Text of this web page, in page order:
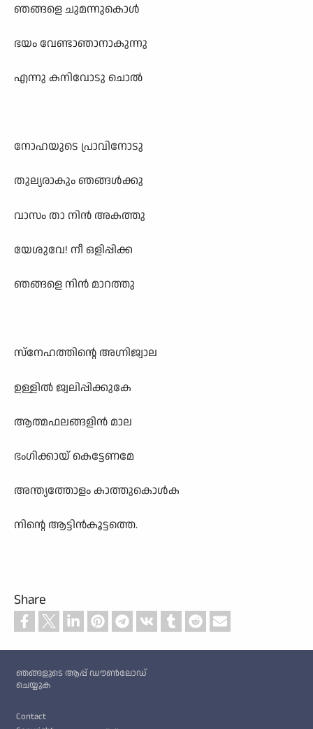
ഞങ്ങളെ ചുമന്നുകൊൾ
ഭയം വേണ്ടാഞാനാകുന്നു
എന്നു കനിവോടു ചൊൽ
നോഹയുടെ പ്രാവിനോടു
തുല്യരാകും ഞങ്ങൾക്കു
വാസം താ നിൻ അകത്തു
യേശുവേ! നീ ഒളിപ്പിക്ക
ഞങ്ങളെ നിൻ മാറത്തു
സ്നേഹത്തിന്റെ അഗ്നിജ്വാല
ഉള്ളിൽ ജ്വലിപ്പിക്കുകേ
ആത്മഫലങ്ങളിൻ മാല
ഭംഗിക്കായ് കെട്ടേണമേ
അന്ത്യത്തോളം കാത്തുകൊൾക
നിന്റെ ആട്ടിൻകൂട്ടത്തെ.
Share
ഞങ്ങളുടെ ആപ്പ് ഡൗൺലോഡ്
ചെയ്യുക
Footer
Contact